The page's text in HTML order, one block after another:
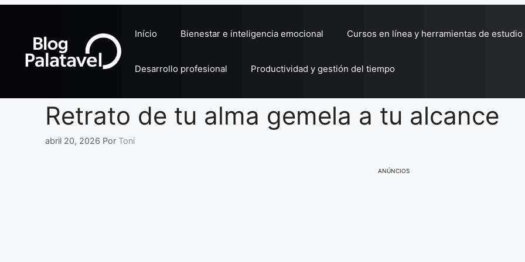
conteúdo
Início Bienestar e inteligencia emocional Cursos en línea y herramientas de estudio
Desarrollo profesional Productividad y gestión del tiempo
Retrato de tu alma gemela a tu alcance
abril 20, 2026 Por Toni
ANÚNCIOS